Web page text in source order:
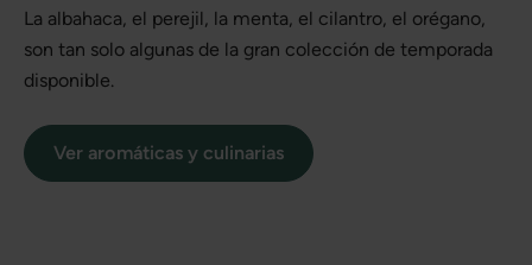
La albahaca, el perejil, la menta, el cilantro, el orégano,
son tan solo algunas de la gran colección de temporada
disponible.
Ver aromáticas y culinarias